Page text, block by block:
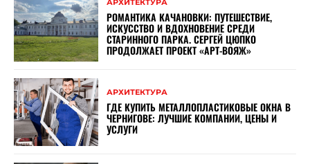
АРХИТЕКТУРА
РОМАНТИКА КАЧАНОВКИ: ПУТЕШЕСТВИЕ,
ИСКУССТВО И ВДОХНОВЕНИЕ СРЕДИ
СТАРИННОГО ПАРКА. СЕРГЕЙ ЦЮПКО
ПРОДОЛЖАЕТ ПРОЕКТ «АРТ-ВОЯЖ»
АРХИТЕКТУРА
ГДЕ КУПИТЬ МЕТАЛЛОПЛАСТИКОВЫЕ ОКНА В
ЧЕРНИГОВЕ: ЛУЧШИЕ КОМПАНИИ, ЦЕНЫ И
УСЛУГИ